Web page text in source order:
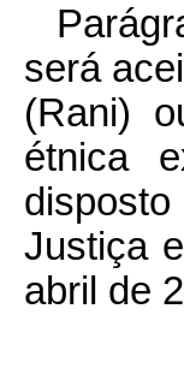
será
(Rani)
étnica
Justiça
abril de